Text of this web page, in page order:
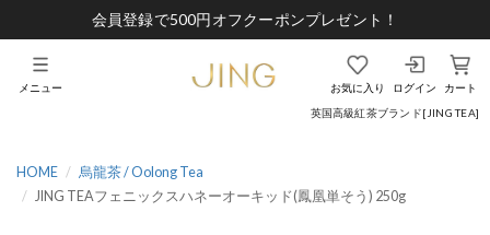
会員登録で500円オフクーポンプレゼント！
英国高級紅茶ブランド[JING TEA]
お気に入り ログイン カート
メニュー
HOME
烏龍茶 / Oolong Tea
JING TEAフェニックスハネーオーキッド(鳳凰単そう) 250g